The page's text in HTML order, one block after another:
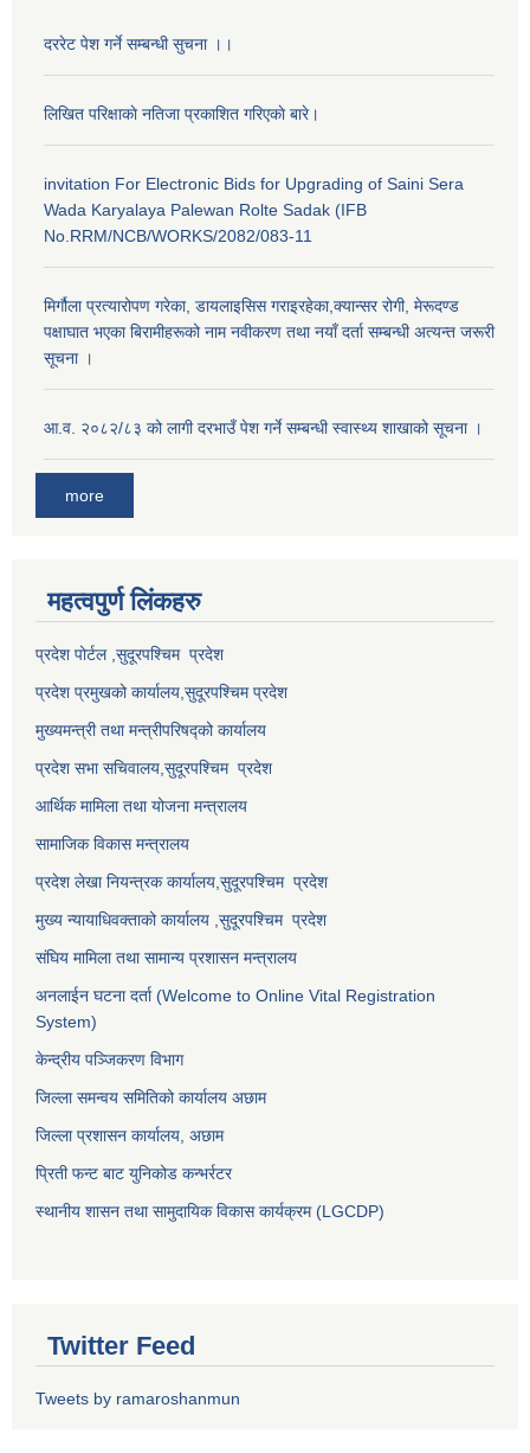
दररेट पेश गर्ने सम्बन्धी सुचना ।।
लिखित परिक्षाकाे नतिजा प्रकाशित गरिएकाे बारे।
invitation For Electronic Bids for Upgrading of Saini Sera
Wada Karyalaya Palewan Rolte Sadak (IFB
No.RRM/NCB/WORKS/2082/083-11
मिर्गौला प्रत्यारोपण गरेका, डायलाइसिस गराइरहेका,क्यान्सर रोगी, मेरूदण्ड
पक्षाघात भएका बिरामीहरूको नाम नवीकरण तथा नयाँ दर्ता सम्बन्धी अत्यन्त जरूरी
सूचना ।
आ.व. २०८२/८३ को लागी दरभाउँ पेश गर्ने सम्बन्धी स्वास्थ्य शाखाको सूचना ।
more
महत्वपुर्ण लि‌ंकहरु
प्रदेश पोर्टल ,सुदूरपश्चिम प्रदेश
प्रदेश प्रमुखको कार्यालय, सुदूरपश्चिमप्रदेश
मुख्यमन्त्री तथा मन्त्रीपरिषद्को कार्यालय
प्रदेश सभा सचिवालय, सुदूरपश्चिम प्रदेश
आर्थिक मामिला तथा योजना मन्त्रालय
सामाजिक विकास मन्त्रालय
प्रदेश लेखा नियन्त्रक कार्यालय, सुदूरपश्चिम प्रदेश
मुख्य न्यायाधिवक्ताको कार्यालय , सुदूरपश्चिम प्रदेश
संघिय मामिला तथा सामान्य प्रशासन मन्त्रालय
अनलाईन घटना दर्ता (Welcome to Online Vital Registration
System)
केन्द्रीय पञ्जिकरण विभाग
जिल्ला समन्वय समितिको कार्यालय अछाम
जिल्ला प्रशासन कार्यालय, अछाम
प्रिती फन्ट बाट युनिकोड कन्भर्रटर
स्थानीय शासन तथा सामुदायिक विकास कार्यक्रम (LGCDP)
Twitter Feed
Tweets by ramaroshanmun